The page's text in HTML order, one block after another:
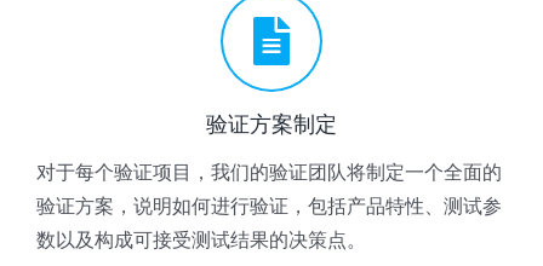
验证方案制定
对于每个验证项目，我们的验证团队将制定一个全面的
验证方案，说明如何进行验证，包括产品特性、测试参
数以及构成可接受测试结果的决策点。